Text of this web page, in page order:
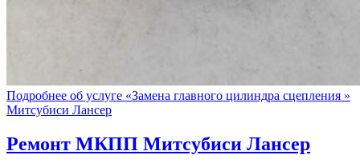
Подробнее об услуге «Замена главного цилиндра сцепления »
Митсубиси Лансер
Ремонт МКПП Митсубиси Лансер